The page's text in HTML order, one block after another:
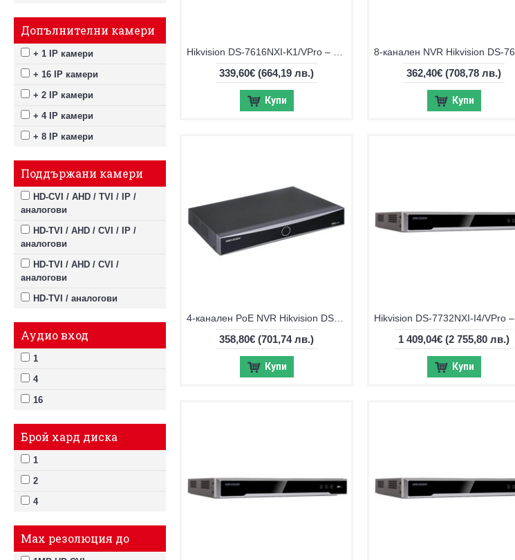
Допълнителни камери
+ 1 IP камери
+ 16 IP камери
+ 2 IP камери
+ 4 IP камери
+ 8 IP камери
Поддържани камери
HD-CVI / AHD / TVI / IP /
аналогови
HD-TVI / AHD / CVI / IP /
аналогови
HD-TVI / AHD / CVI /
аналогови
HD-TVI / аналогови
Аудио вход
1
4
16
Брой хард диска
1
2
4
Max резолюция до
339,60€ (664,19 лв.)
Купи
362,40€ (708,78 лв.)
Купи
358,80€ (701,74 лв.)
Купи
1 409,04€ (2 755,80 лв.)
Купи